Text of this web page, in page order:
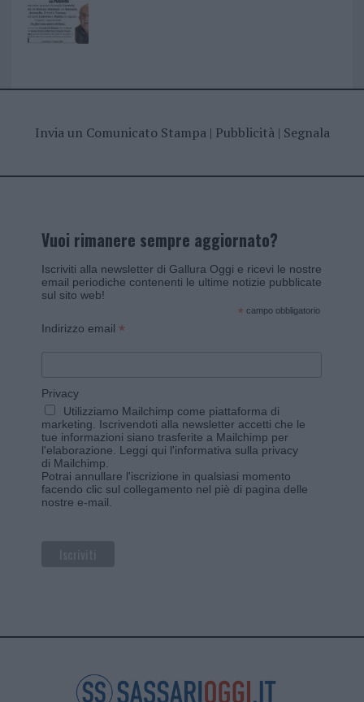
Invia un Comunicato Stampa| Pubblicità| Segnala
Vuoi rimanere sempre aggiornato?
Iscriviti alla newsletter di Gallura Oggi e ricevi le nostre
email periodiche contenenti le ultime notizie pubblicate
sul sito web!
* campo obbligatorio
Indirizzo email *
Privacy
Utilizziamo Mailchimp come piattaforma di
marketing. Iscrivendoti alla newsletter accetti che le
tue informazioni siano trasferite a Mailchimp per
l'elaborazione. Leggi qui l'informativa sulla privacy
di Mailchimp
Potrai annullare l'iscrizione in qualsiasi momento
facendo clic sul collegamento nel piè di pagina delle
nostre e-mail.